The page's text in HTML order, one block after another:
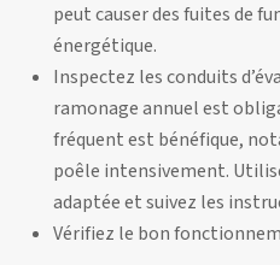
peut causer des fuites de
énergétique.
Inspectez les conduits
ramonage annuel est
fréquent est bénéfique,
poêle intensivement.
adaptée et suivez les
Vérifiez le bon